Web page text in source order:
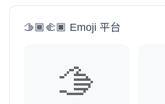
🫱🏾‍🫲🏿 Emoji 平台
🫱